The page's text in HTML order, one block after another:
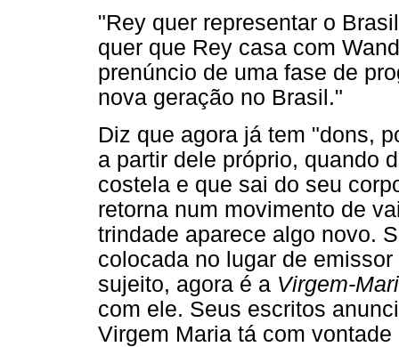
"Rey quer representar o
quer que Rey casa com
prenúncio de uma fase de
nova geração no Brasil."
Diz que agora já tem "dons,
a partir dele próprio, quando
costela e que sai do seu
retorna num movimento de
trindade aparece algo novo.
colocada no lugar de
sujeito, agora é a Virgem-
com ele. Seus escritos
Virgem Maria tá com